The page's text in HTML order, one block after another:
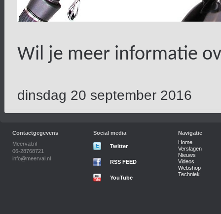
Wil je meer informatie
dinsdag 20 september 2016
Contactgegevens
Meerval.nl
06-28768721
info@meerval.nl
Social media
Twitter
RSS FEED
YouTube
Navigatie
Home
Verslagen
Nieuws
Videos
Webshop
Techniek